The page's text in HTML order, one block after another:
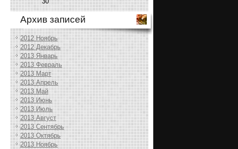
Архив записей
2012 Ноябрь
2012 Декабрь
2013 Январь
2013 Февраль
2013 Март
2013 Апрель
2013 Май
2013 Июнь
2013 Июль
2013 Август
2013 Сентябрь
2013 Октябрь
2013 Ноябрь